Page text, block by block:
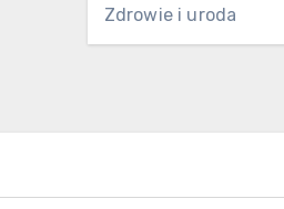
Zdrowie i uroda